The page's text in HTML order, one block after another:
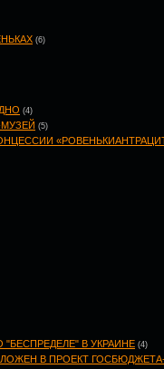
(6)
(4)
МУЗЕЙ (5)
В УКРАИНЕ (4)
В ПРОЕКТ ГОСБЮДЖЕТА-